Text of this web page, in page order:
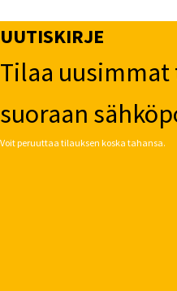
UUTISKIRJE
Tilaa
suoraan
Voit peruuttaa tilauksen koska tahansa.